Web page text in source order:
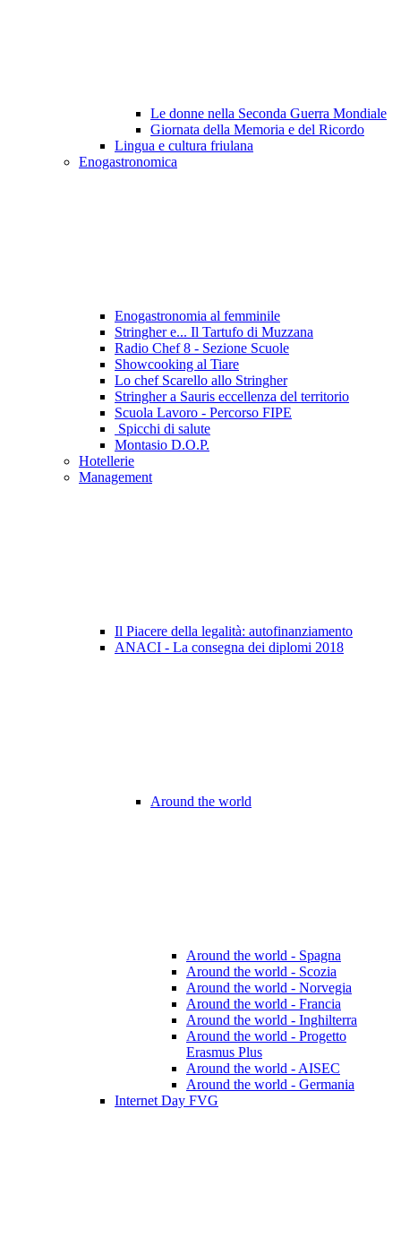
Le donne nella Seconda Guerra Mondiale
Giornata della Memoria e del Ricordo
Lingua e cultura friulana
Enogastronomica
Enogastronomia al femminile
Stringher e... Il Tartufo di Muzzana
Radio Chef 8 - Sezione Scuole
Showcooking al Tiare
Lo chef Scarello allo Stringher
Stringher a Sauris eccellenza del territorio
Scuola Lavoro - Percorso FIPE
Spicchi di salute
Montasio D.O.P.
Hotellerie
Management
Il Piacere della legalità: autofinanziamento
ANACI - La consegna dei diplomi 2018
Around the world
Around the world - Spagna
Around the world - Scozia
Around the world - Norvegia
Around the world - Francia
Around the world - Inghilterra
Around the world - Progetto
Erasmus Plus
Around the world - AISEC
Around the world - Germania
Internet Day FVG